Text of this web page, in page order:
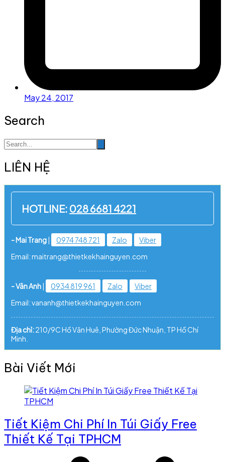
May 24, 2017
Search
LIÊN HỆ
HOTLINE: 028 6681 4221
- Mai Trang| 0974 748 721 Zalo
Viber
Email: maitrang@thietkekhainguyen.com
- Vân Anh| 0934 819 961 Zalo
Viber
Email: vananh@thietkekhainguyen.com
Địa chỉ:210/9C Hồ Văn Huê, Phường Đức Nhuận, TP Hồ Chí
Minh.
Bài Viết Mới
Tiết Kiệm Chi Phí In Túi Giấy Free
Thiết Kế Tại TPHCM